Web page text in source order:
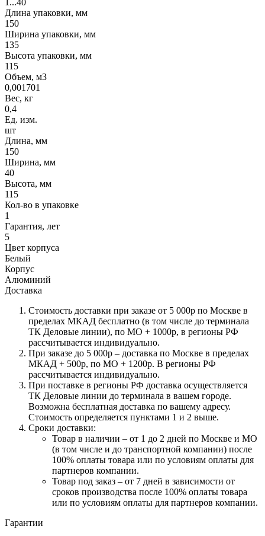
Длина упаковки, мм
150
Ширина упаковки, мм
135
Высота упаковки, мм
115
Объем, м3
0,001701
Вес, кг
0,4
Ед. изм.
шт
Длина, мм
150
Ширина, мм
40
Высота, мм
115
Кол-во в упаковке
1
Гарантия, лет
5
Цвет корпуса
Белый
Корпус
Алюминий
Доставка
Стоимость доставки при заказе от 5 000р по Москве в
пределах МКАД бесплатно (в том числе до терминала
ТК Деловые линии), по МО + 1000р, в регионы РФ
рассчитывается индивидуально.
При заказе до 5 000р – доставка по Москве в пределах
МКАД + 500р, по МО + 1200р. В регионы РФ
рассчитывается индивидуально.
При поставке в регионы РФ доставка осуществляется
ТК Деловые линии до терминала в вашем городе.
Возможна бесплатная доставка по вашему адресу.
Стоимость определяется пунктами 1 и 2 выше.
Сроки доставки:
Товар в наличии – от 1 до 2 дней по Москве и МО
(в том числе и до транспортной компании) после
100% оплаты товара или по условиям оплаты для
партнеров компании.
Товар под заказ – от 7 дней в зависимости от
сроков производства после 100% оплаты товара
или по условиям оплаты для партнеров компании.
Гарантии